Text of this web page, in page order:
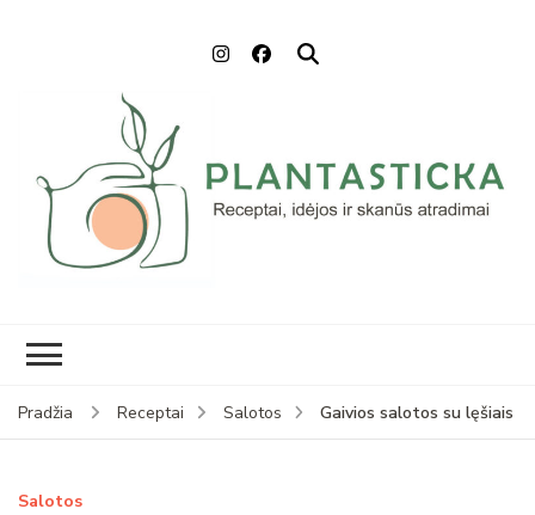
Pradžia Receptai Salotos Gaivios salotos su lęšiais
Salotos